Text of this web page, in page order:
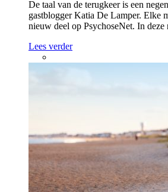
De taal van de terugkeer is een
gastblogger Katia De Lamper. Elke
nieuw deel op PsychoseNet. In deze
Lees verder